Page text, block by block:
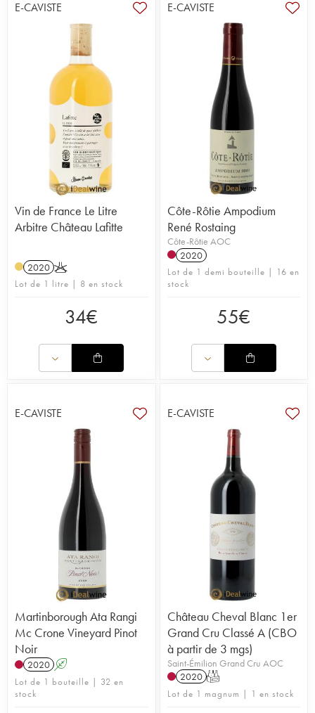
E-CAVISTE
Vin de France Le Litre
Arbitre Château Lafitte
2020 K
Lot de 1 litre | 8 en stock
34€
E-CAVISTE
Côte-Rôtie Ampodium
René Rostaing
Côte-Rôtie AOC
2020
Lot de 1 demi bouteille | 16 en
stock
55€
E-CAVISTE
Martinborough Ata Rangi
Mc Crone Vineyard Pinot
Noir
2020 A
Lot de 1 bouteille | 32 en
stock
E-CAVISTE
Château Cheval Blanc 1er
Grand Cru Classé A (CBO
à partir de 3 mgs)
Saint-Émilion Grand Cru AOC
2020 T
Lot de 1 magnum | 1 en stock